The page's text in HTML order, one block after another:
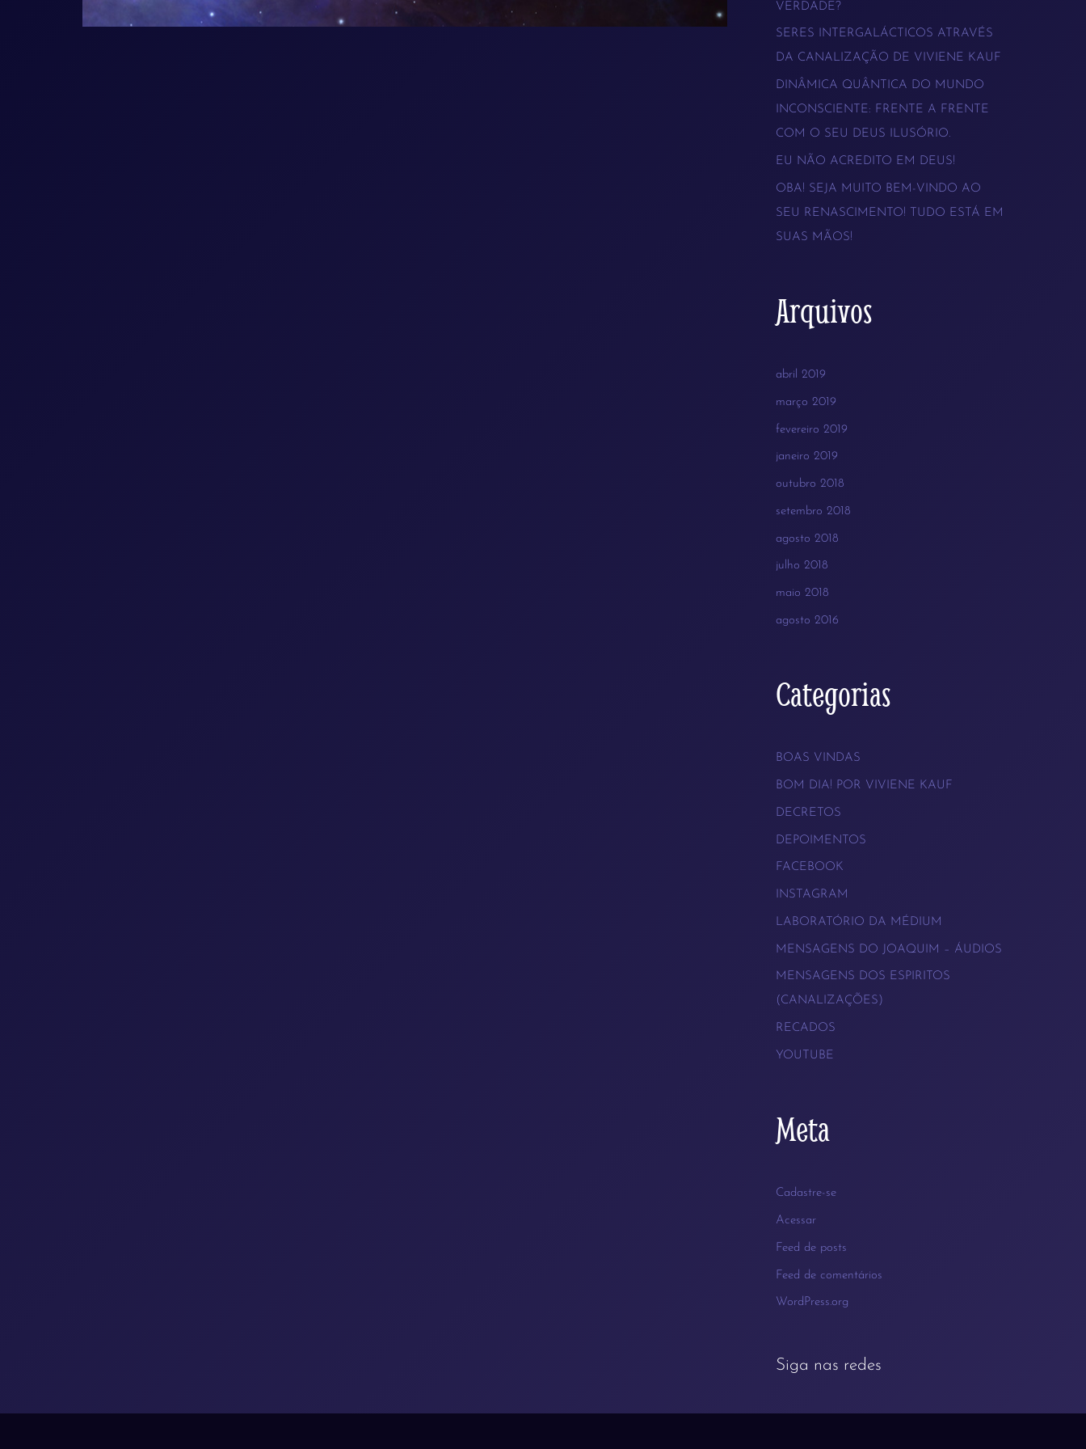
a
r
p
o
r
:
VERDADE?
SERES INTERGALÁCTICOS ATRAVÉS
DA CANALIZAÇÃO DE VIVIENE KAUF
DINÂMICA QUÂNTICA DO MUNDO
INCONSCIENTE: FRENTE A FRENTE
COM O SEU DEUS ILUSÓRIO.
EU NÃO ACREDITO EM DEUS!
OBA! SEJA MUITO BEM-VINDO AO
SEU RENASCIMENTO! TUDO ESTÁ EM
SUAS MÃOS!
Arquivos
abril 2019
março 2019
fevereiro 2019
janeiro 2019
outubro 2018
setembro 2018
agosto 2018
julho 2018
maio 2018
agosto 2016
Categorias
BOAS VINDAS
BOM DIA! POR VIVIENE KAUF
DECRETOS
DEPOIMENTOS
FACEBOOK
INSTAGRAM
LABORATÓRIO DA MÉDIUM
MENSAGENS DO JOAQUIM – ÁUDIOS
MENSAGENS DOS ESPIRITOS
(CANALIZAÇÕES)
RECADOS
YOUTUBE
Meta
Cadastre-se
Acessar
Feed de posts
Feed de comentários
WordPress.org
Siga nas redes